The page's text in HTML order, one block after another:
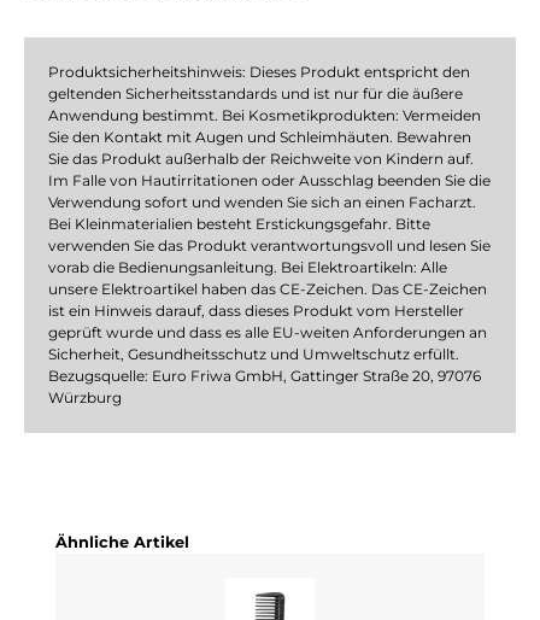
Produktsicherheitshinweis: Dieses Produkt entspricht den
geltenden Sicherheitsstandards und ist nur für die äußere
Anwendung bestimmt. Bei Kosmetikprodukten: Vermeiden
Sie den Kontakt mit Augen und Schleimhäuten. Bewahren
Sie das Produkt außerhalb der Reichweite von Kindern auf.
Im Falle von Hautirritationen oder Ausschlag beenden Sie die
Verwendung sofort und wenden Sie sich an einen Facharzt.
Bei Kleinmaterialien besteht Erstickungsgefahr. Bitte
verwenden Sie das Produkt verantwortungsvoll und lesen Sie
vorab die Bedienungsanleitung. Bei Elektroartikeln: Alle
unsere Elektroartikel haben das CE-Zeichen. Das CE-Zeichen
ist ein Hinweis darauf, dass dieses Produkt vom Hersteller
geprüft wurde und dass es alle EU-weiten Anforderungen an
Sicherheit, Gesundheitsschutz und Umweltschutz erfüllt.
Bezugsquelle: Euro Friwa GmbH, Gattinger Straße 20, 97076
Würzburg
Produktgalerie überspringen
Ähnliche Artikel